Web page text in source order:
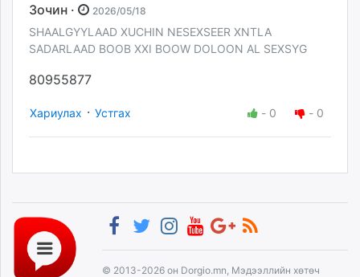
Зочин · 2026/05/18
SHAALGYYLAAD XUCHIN NESEXSEER XNTLA
SADARLAAD BOOB XXI BOOW DOLOON AL SEXSYG
80955877
Хариулах · Устгах - 0 - 0
© 2013-2026 он Dorgio.mn, Мэдээллийн хөтөч